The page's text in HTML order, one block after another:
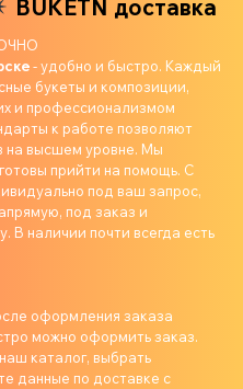
доставка
- удобно и быстро. Каждый
букеты и композиции,
и профессионализмом
к работе позволяют
на высшем уровне. Мы
прийти на помощь. С
под ваш запрос,
под заказ и
В наличии почти всегда есть
оформления заказа
можно оформить заказ.
каталог, выбрать
данные по доставке с